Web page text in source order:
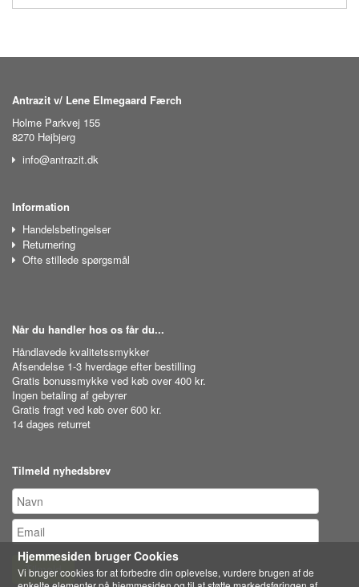
Antrazit v/ Lene Elmegaard Færch
Holme Parkvej 155
8270 Højbjerg
info@antrazit.dk
Information
Handelsbetingelser
Returnering
Ofte stillede spørgsmål
Når du handler hos os får du...
Håndlavede kvalitetssmykker
Afsendelse 1-3 hverdage efter bestilling
Gratis bonussmykke ved køb over 400 kr.
Ingen betaling af gebyrer
Gratis fragt ved køb over 600 kr.
14 dages returret
Tilmeld nyhedsbrev
Tilmeld
Hjemmesiden bruger Cookies
Vi bruger cookies for at forbedre din oplevelse, vurdere brugen af de